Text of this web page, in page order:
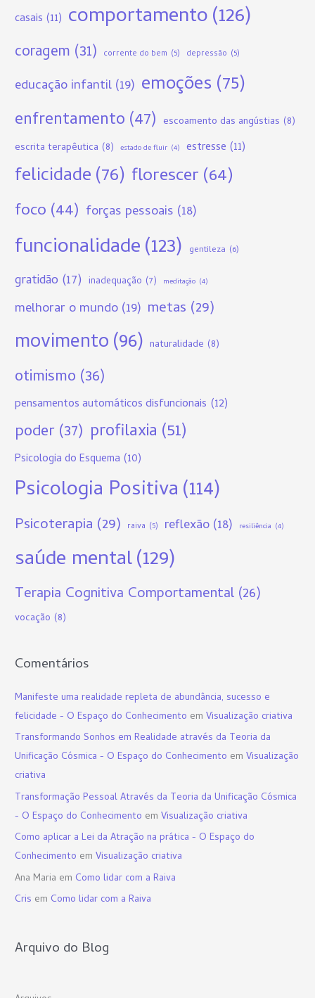
casais (11) comportamento(126)
coragem (31) corrente do bem (5) depressão (5)
educação infantil(19) emoções (75)
enfrentamento (47) escoamento das angústias (8)
escrita terapêutica (8) estado de fluir (4) estresse (11)
felicidade(76) florescer(64)
foco (44) forças pessoais (18)
funcionalidade(123) gentileza (6)
gratidão (17) inadequação (7) meditação (4)
melhorar o mundo(19) metas (29)
movimento(96) naturalidade (8)
otimismo (36)
pensamentos automáticos disfuncionais (12)
poder(37) profilaxia (51)
Psicologia do Esquema (10)
Psicologia Positiva(114)
Psicoterapia (29) raiva (5) reflexão (18) resiliência (4)
saúde mental(129)
Terapia Cognitiva Comportamental (26)
vocação (8)
Comentários
Manifeste uma realidade repleta de abundância, sucesso e
felicidade - O Espaço do Conhecimento emVisualização criativa
Transformando Sonhos em Realidade através da Teoria da
Unificação Cósmica - O Espaço do Conhecimento emVisualização
criativa
Transformação Pessoal Através da Teoria da Unificação Cósmica
- O Espaço do Conhecimento emVisualização criativa
Como aplicar a Lei da Atração na prática - O Espaço do
Conhecimento emVisualização criativa
Ana Maria em Como lidar com a Raiva
Cris em Como lidar com a Raiva
Arquivo do Blog